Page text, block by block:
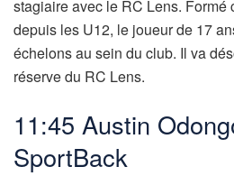
stagiaire avec le RC Lens. Formé
depuis les U12, le joueur de 17
échelons au sein du club. Il va
réserve du RC Lens.
11:45 Austin
SportBack